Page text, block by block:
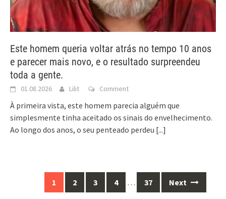
Este homem queria voltar atrás no tempo 10 anos
e parecer mais novo, e o resultado surpreendeu
toda a gente.
01.08.2026 Lilit Comment
À primeira vista, este homem parecia alguém que
simplesmente tinha aceitado os sinais do envelhecimento.
Ao longo dos anos, o seu penteado perdeu [...]
navigation
1 2 3 4 … 37 Next